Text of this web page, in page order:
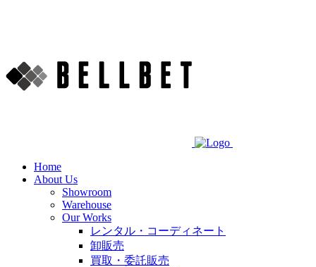
Home
About Us
Showroom
Warehouse
Our Works
レンタル・コーディネート
卸販売
買取・委託販売